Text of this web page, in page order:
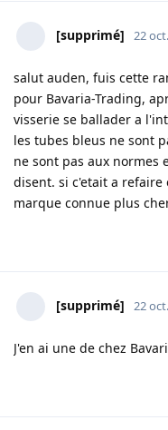
[supprimé] 22
salut auden, fuis cette
pour Bavaria-Trading,
visserie se ballader a
les tubes bleus ne sont
ne sont pas aux normes
disent. si c'etait a
marque connue plus
[supprimé] 22
J'en ai une de chez